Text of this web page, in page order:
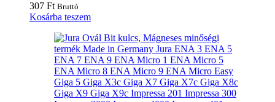
307 Ft Bruttó
Kosárba teszem